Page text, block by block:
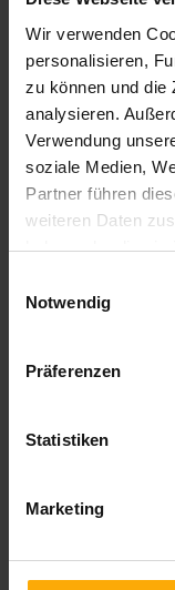
Wir verwenden
personalisieren,
zu können und die
analysieren.
Verwendung
soziale Medien,
Partner führen
weiteren Daten
haben oder die sie
Notwendig
Präferenzen
Statistiken
Marketing
Vorname*
Nachname
E-Mail*
Website